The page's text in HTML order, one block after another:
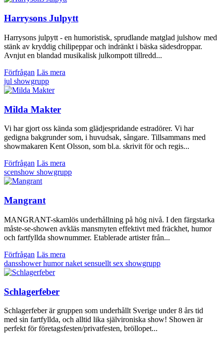
Harrysons Julpytt
Harrysons julpytt - en humoristisk, sprudlande matglad julshow med
stänk av kryddig chilipeppar och indränkt i bäska sädesdroppar.
Avnjut en blandad musikalisk julkompott tillredd...
Förfrågan Läs mera
jul showgrupp
Milda Makter
Vi har gjort oss kända som glädjespridande estradörer. Vi har
gedigna bakgrunder som, i huvudsak, sångare. Tillsammans med
showmakaren Kent Olsson, som bl.a. skrivit för och regis...
Förfrågan Läs mera
scenshow showgrupp
Mangrant
MANGRANT-skamlös underhållning på hög nivå. I den färgstarka
måste-se-showen avkläs mansmyten effektivt med fräckhet, humor
och fartfyllda shownummer. Etablerade artister från...
Förfrågan Läs mera
dansshowerhumornaket sensuellt sex showgrupp
Schlagerfeber
Schlagerfeber är gruppen som underhållt Sverige under 8 års tid
med sin fartfyllda, och alltid lika självironiska show! Showen är
perfekt för företagsfesten/privatfesten, bröllopet...